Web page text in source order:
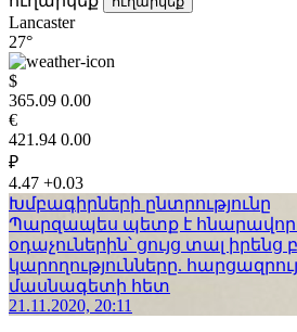
Lancaster
27°
$
365.09 0.00
€
421.94 0.00
₽
4.47 +0.03
Խմբագիրների ընտրությունը
Պարզապես պետք է
օդաչուներին՝ ցույց տալ իրենց
կարողությունները.
մասնագետի հետ
21.11.2020, 20:11